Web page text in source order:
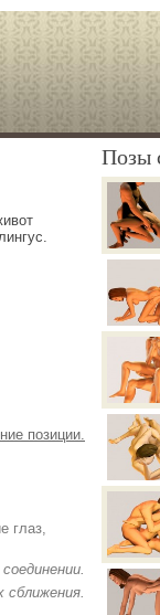
Позы
позиции.
глаз,
сближения.